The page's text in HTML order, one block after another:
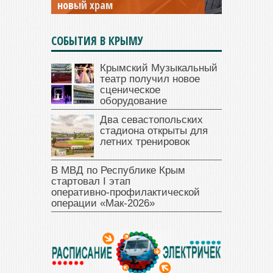
новый храм
открыт для посещения
СОБЫТИЯ В КРЫМУ
Крымский Музыкальный
театр получил новое
сценическое
оборудование
Два севастопольских
стадиона открыты для
летних тренировок
В МВД по Республике Крым
стартовал I этап
оперативно‑профилактической
операции «Мак‑2026»